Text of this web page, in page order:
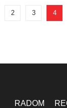
2 3 4
RADOM